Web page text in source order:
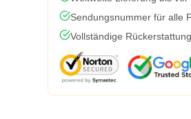
Sendungsnummer für alle
Vollständige